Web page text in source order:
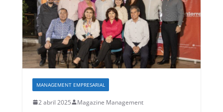
MANAGEMENT EMPRESARIAL
2 abril 2025 Magazine Management